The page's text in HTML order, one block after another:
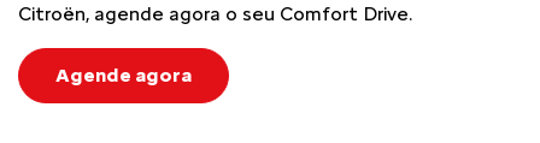
Citroën, agende agora o seu Comfort Drive.
Agende agora